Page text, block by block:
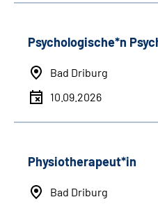
Psychologische*n
Bad Driburg
10.09.2026
Physiotherapeut*in
Bad Driburg